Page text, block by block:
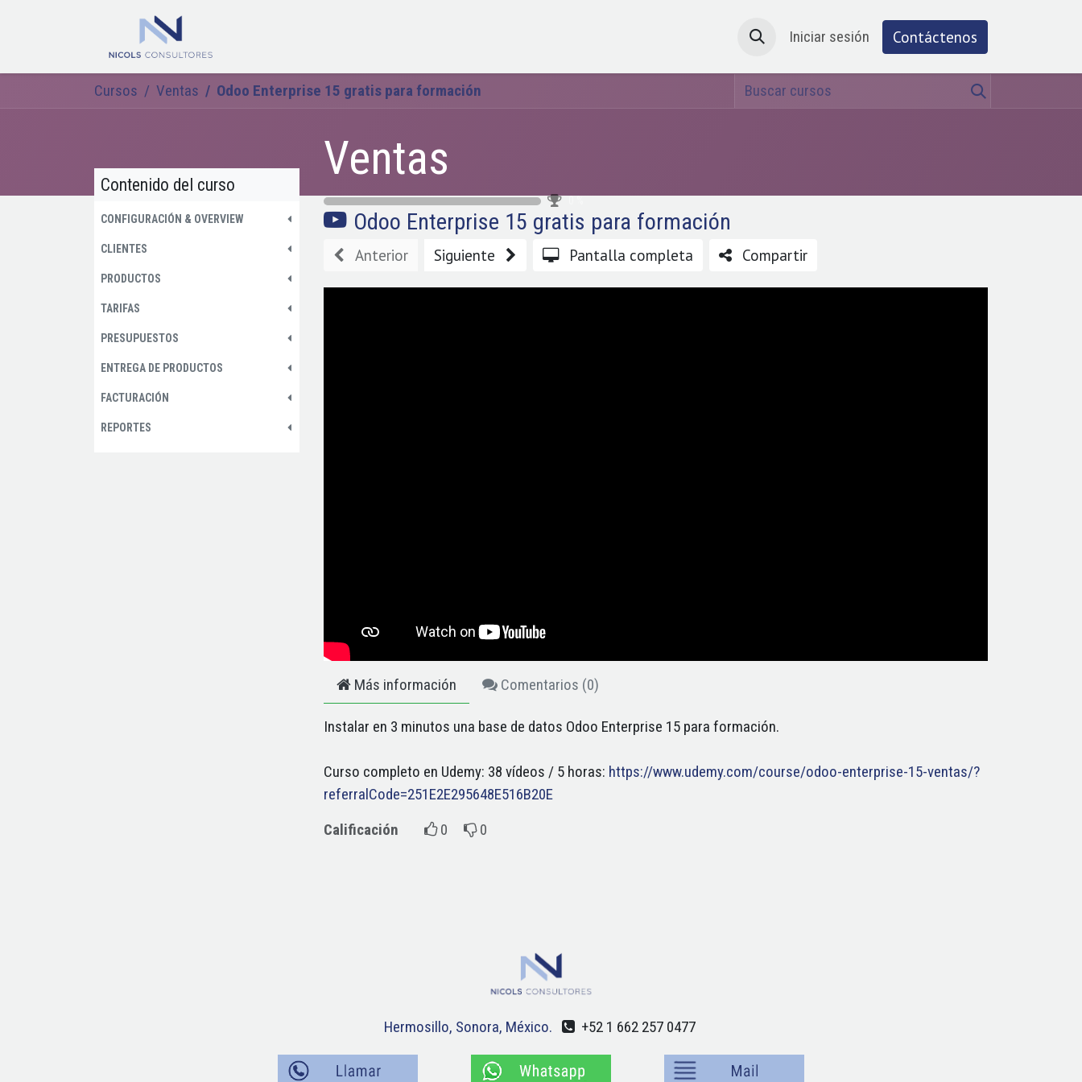
Atención al cliente Cita
Iniciar sesión Contáctenos
Cursos Ventas Odoo Enterprise 15 gratis para formación
Ventas
Contenido del curso
CONFIGURACIÓN & OVERVIEW
CLIENTES
PRODUCTOS
TARIFAS
PRESUPUESTOS
ENTREGA DE PRODUCTOS
FACTURACIÓN
REPORTES
Odoo Enterprise 15 gratis para formación
Anterior Siguiente Pantalla completa Compartir
Más información Comentarios (0)
Instalar en 3 minutos una base de datos Odoo Enterprise 15 para formación.
Curso completo en Udemy: 38 vídeos / 5 horas: https://www.udemy.com/course/odoo-enterprise-15-ventas/?
referralCode=251E2E295648E516B20E
Calificación
0 0
Hermosillo, Sonora, México. +52 1 662 257 0477